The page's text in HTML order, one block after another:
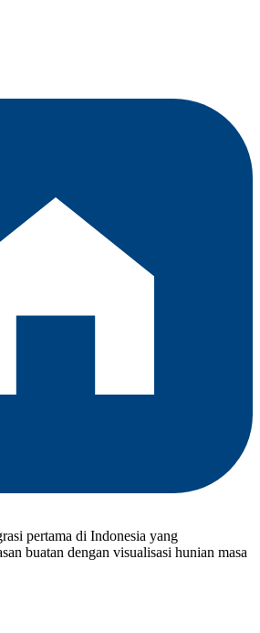
pertama di Indonesia yang
buatan dengan visualisasi hunian masa